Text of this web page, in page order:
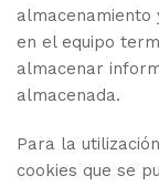
almacenamiento
en el equipo
almacenar
almacenada.
Para la
cookies que se